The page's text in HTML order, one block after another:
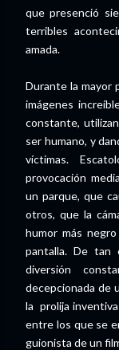
que presenció
terribles
amada.
Durante la mayor
imágenes
constante,
ser humano, y
víctimas.
provocación
un parque, que
otros, que la
humor más
pantalla. De tan
diversión
decepcionada de
la prolija
entre los que se
guionista de un